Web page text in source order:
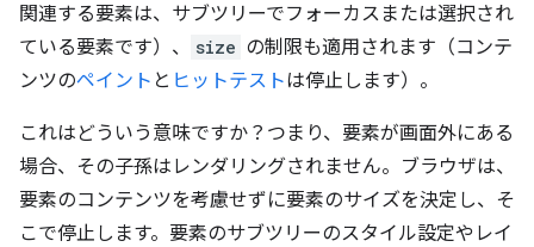
関連する要素は、サブツリーでフォーカスまたは選択され
ている要素です）、
size の制限も適用されます（コンテ
ンツのペイント と ヒットテストは停止します）。
これはどういう意味ですか？つまり、要素が画面外にある
場合、その子孫はレンダリングされません。ブラウザは、
要素のコンテンツを考慮せずに要素のサイズを決定し、そ
こで停止します。要素のサブツリーのスタイル設定やレイ